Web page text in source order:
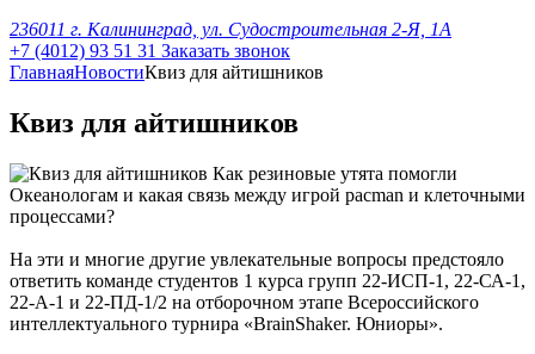
236011 г. Калининград, ул. Судостроительная 2-Я, 1А
+7 (4012) 93 51 31 Заказать звонок
ГлавнаяНовостиКвиз для айтишников
Квиз для айтишников
Как резиновые утята помогли
Океанологам и какая связь между игрой pacman и клеточными
процессами?
На эти и многие другие увлекательные вопросы предстояло
ответить команде студентов 1 курса групп 22-ИСП-1, 22-СА-1,
22-А-1 и 22-ПД-1/2 на отборочном этапе Всероссийского
интеллектуального турнира «BrainShaker. Юниоры».